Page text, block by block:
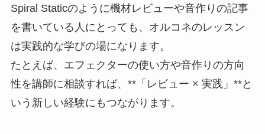
Spiral Staticのように機材レビューや音作りの記事
を書いている人にとっても、オルコネのレッスン
は実践的な学びの場になります。
たとえば、エフェクターの使い方や音作りの方向
性を講師に相談すれば、**「レビュー × 実践」**と
いう新しい経験にもつながります。